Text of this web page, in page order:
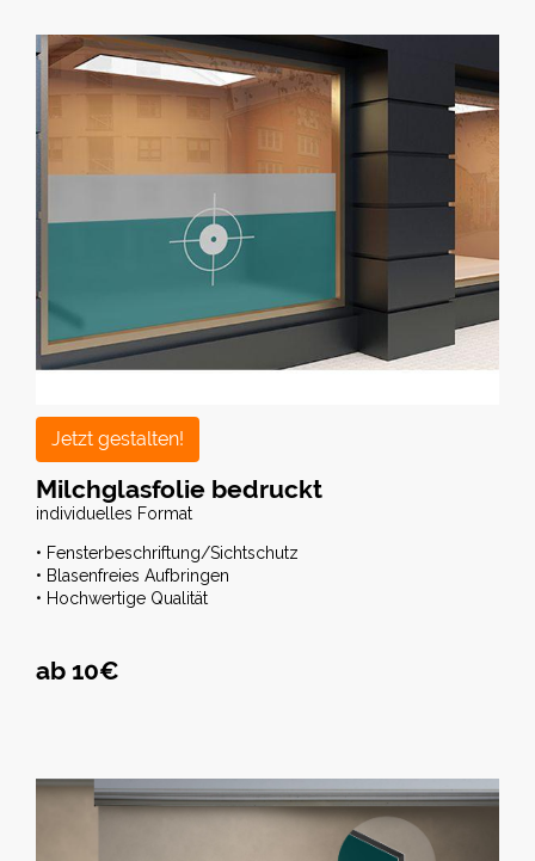
Jetzt gestalten!
Milchglasfolie bedruckt
individuelles Format
• Fensterbeschriftung/Sichtschutz
• Blasenfreies Aufbringen
• Hochwertige Qualität
ab 10€